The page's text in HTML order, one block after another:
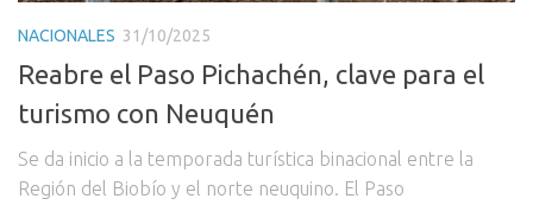
NACIONALES 31/10/2025
Reabre el Paso Pichachén, clave para el
turismo con Neuquén
Se da inicio a la temporada turística binacional entre la
Región del Biobío y el norte neuquino. El Paso